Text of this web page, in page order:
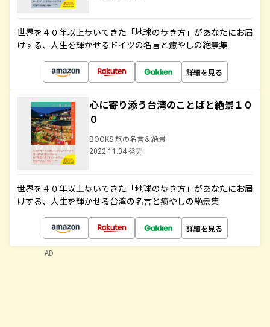
世界を４０年以上歩いてきた「地球の歩き方」があなたにお届
けする、人生を輝かせるドイツの名言と癒やしの絶景集
詳細を見る
心に寄り添う台湾のことばと絶景１０
０
BOOKS 旅の名言＆絶景
2022.11.04 発売
世界を４０年以上歩いてきた「地球の歩き方」があなたにお届
けする、人生を輝かせる台湾の名言と癒やしの絶景集
詳細を見る
AD